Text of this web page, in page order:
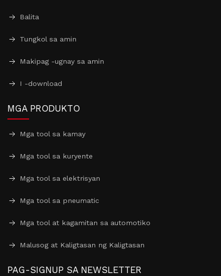
Balita
Tungkol sa amin
Makipag -ugnay sa amin
I -download
MGA PRODUKTO
Mga tool sa kamay
Mga tool sa kuryente
Mga tool sa elektrisyan
Mga tool sa pneumatic
Mga tool at kagamitan sa automotiko
Malusog at Kaligtasan ng Kaligtasan
PAG-SIGNUP SA NEWSLETTER